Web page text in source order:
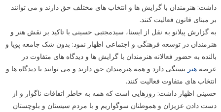
داشت: هنرمندان با گرایش ها و انتخاب های مختلف حق دارند و می توانند
بر مبنای قانون فعالیت کنند.
به گزارش پیلانو به نقل از ایسنا، سیدمجتبی حسینی با تاکید بر نقش هنر و
هنرمندان در توسعه فرهنگی و اجتماعی اظهار نمود: بدون شک جامعه پویا و
بالنده به حضور فعالانه هنرمندان با گرایش ها و دیدگاه های متفاوت در
عرصه هنر بستگی دارد و همه هنرمندان حق دارند و می توانند با دیدگاه ها و
انتخاب های متفاوت فعالیت کنند.
حسینی اظهار داشت: روزهایی است که همه به خاطر اتفاقات ناگوار و از
دست دادن عزیزان و هموطنان سوگواریم و با مردم سیستان و بلوچستان